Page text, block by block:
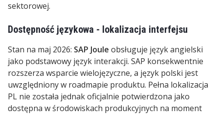
sektorowej.
Dostępność językowa - lokalizacja interfejsu
Stan na maj 2026: SAP Joule obsługuje język angielski
jako podstawowy język interakcji. SAP konsekwentnie
rozszerza wsparcie wielojęzyczne, a język polski jest
uwzględniony w roadmapie produktu. Pełna lokalizacja
PL nie została jednak oficjalnie potwierdzona jako
dostępna w środowiskach produkcyjnych na moment